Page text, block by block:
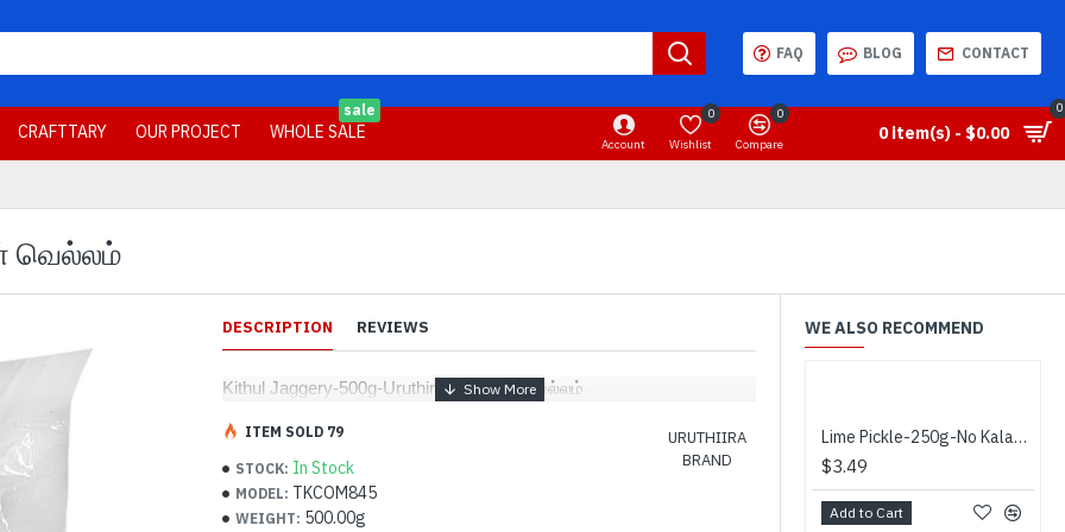
FAQ BLOG CONTACT
CRAFTTARY OUR PROJECT WHOLE SALE
sale
Account Wishlist
0
Compare
0
0 item(s) - $0.00
0
வெல்லம்
DESCRIPTION REVIEWS
Kithul Jaggery-500g-Uruthira - கித்துள் வெல்லம்
STOCK: In Stock
MODEL: TKCOM845
WEIGHT: 500.00g
URUTHIIRA
BRAND
ITEM SOLD 79
WE ALSO RECOMMEND
Lime Pickle-250g-No Kalappadam - ஊறுகாய்
$3.49
Add to Cart